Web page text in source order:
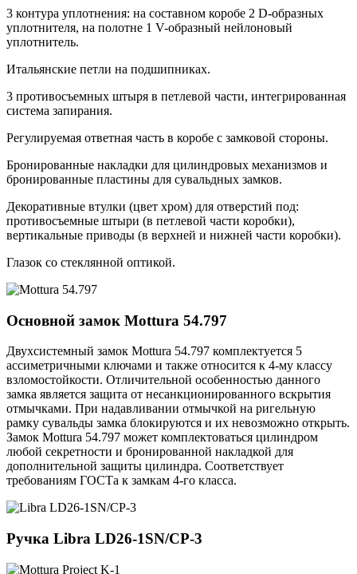
3 контура уплотнения: на составном коробе 2 D-образных
уплотнителя, на полотне 1 V-образный нейлоновый
уплотнитель.
Итальянские петли на подшипниках.
3 противосъемных штыря в петлевой части, интегрированная
система запирания.
Регулируемая ответная часть в коробе с замковой стороны.
Бронированные накладки для цилиндровых механизмов и
бронированные пластины для сувальдных замков.
Декоративные втулки (цвет хром) для отверстий под:
противосъемные штыри (в петлевой части коробки),
вертикальные приводы (в верхней и нижней части коробки).
Глазок со стеклянной оптикой.
Основной замок Mottura 54.797
Двухсистемный замок Mottura 54.797 комплектуется 5
ассиметричными ключами и также относится к 4-му классу
взломостойкости. Отличительной особенностью данного
замка является защита от несанкционированного вскрытия
отмычками. При надавливании отмычкой на ригельную
рамку сувальды замка блокируются и их невозможно открыть.
Замок Mottura 54.797 может комплектоваться цилиндром
любой секретности и бронированной накладкой для
дополнительной защиты цилиндра. Соответствует
требованиям ГОСТа к замкам 4-го класса.
Ручка Libra LD26-1SN/CP-3